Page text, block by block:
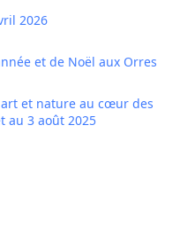
2026
et de Noël aux Orres
art et nature au cœur des
au 3 août 2025